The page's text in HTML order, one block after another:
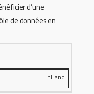
d’une
de données en
InHand